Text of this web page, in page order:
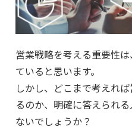
営業戦略を考える重要性
ていると思います。
しかし、どこまで考えれ
るのか、明確に答えられ
ないでしょうか？